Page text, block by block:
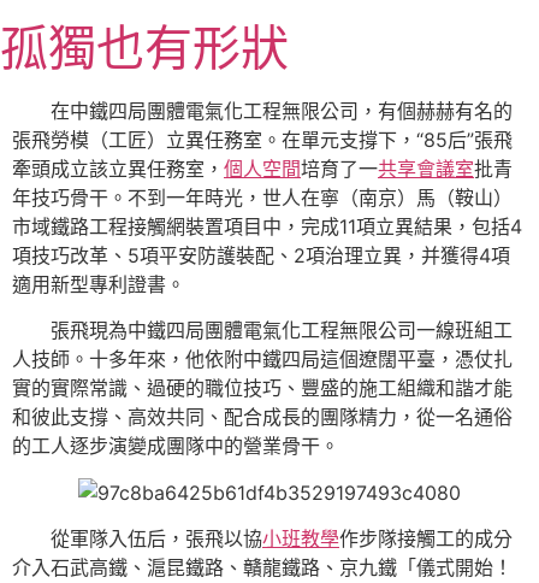
至
主
內
容
孤獨也有形狀
在中鐵四局團體電氣化工程無限公司，有個赫赫有名的
張飛勞模（工匠）立異任務室。在單元支撐下，“85后”張飛
牽頭成立該立異任務室， 個人空間培育了一共享會議室批青
年技巧骨干。不到一年時光，世人在寧（南京）馬（鞍山）
市域鐵路工程接觸網裝置項目中，完成11項立異結果，包括4
項技巧改革、5項平安防護裝配、2項治理立異，并獲得4項
適用新型專利證書。
張飛現為中鐵四局團體電氣化工程無限公司一線班組工
人技師。十多年來，他依附中鐵四局這個遼闊平臺，憑仗扎
實的實際常識、過硬的職位技巧、豐盛的施工組織和諧才能
和彼此支撐、高效共同、配合成長的團隊精力，從一名通俗
的工人逐步演變成團隊中的營業骨干。
從軍隊入伍后，張飛以協小班教學作步隊接觸工的成分
介入石武高鐵、滬昆鐵路、贛龍鐵路、京九鐵「儀式開始！